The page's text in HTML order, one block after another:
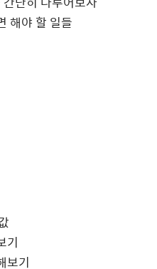
해야 할 일들
기
보기